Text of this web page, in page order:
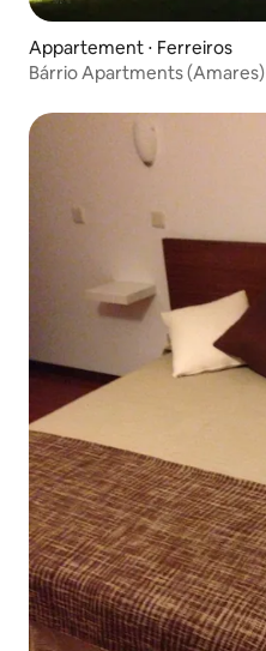
Appartement ⋅ Ferreiros
Bárrio Apartments (Amares)